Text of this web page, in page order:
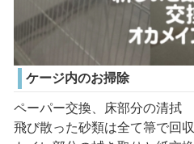
ケージ内のお掃除
ペーパー交換、床部分の清拭
飛び散った砂類は全て箒で回収